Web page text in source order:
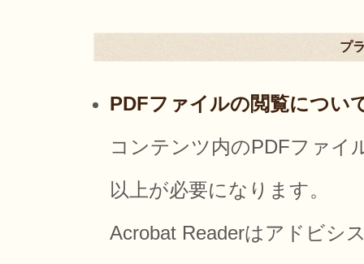
プ
PDFファイルの閲覧につい
コンテンツ内のPDFファイ
以上が必要になります。
Acrobat Readerはアドビシ